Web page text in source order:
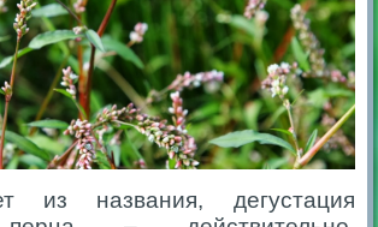
из названия, дегустация